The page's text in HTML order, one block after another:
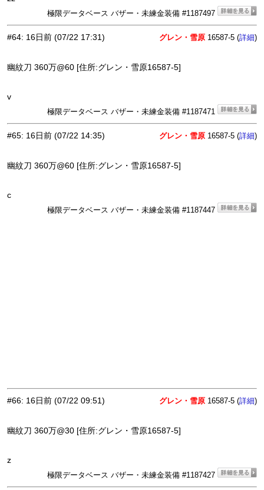
極限データベース バザー・未練金装備 #1187497
#64: 16日前 (07/22 17:31) グレン・雪原 16587-5 (詳細)
幽紋刀 360万@60 [住所:グレン・雪原16587-5]
v
極限データベース バザー・未練金装備 #1187471
#65: 16日前 (07/22 14:35) グレン・雪原 16587-5 (詳細)
幽紋刀 360万@60 [住所:グレン・雪原16587-5]
c
極限データベース バザー・未練金装備 #1187447
#66: 16日前 (07/22 09:51) グレン・雪原 16587-5 (詳細)
幽紋刀 360万@30 [住所:グレン・雪原16587-5]
z
極限データベース バザー・未練金装備 #1187427